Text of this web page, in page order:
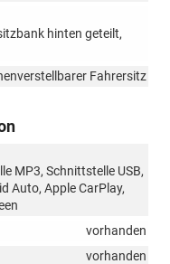
hinten geteilt,
Fahrersitz
MP3, Schnittstelle USB,
Auto, Apple CarPlay,
vorhanden
vorhanden